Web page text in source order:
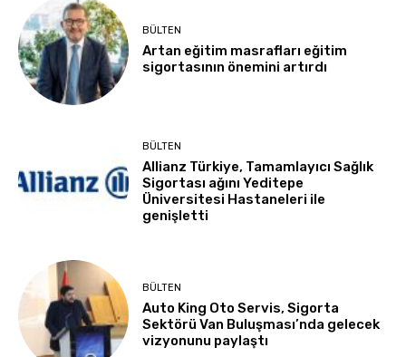
BÜLTEN
Artan eğitim masrafları eğitim
sigortasının önemini artırdı
BÜLTEN
Allianz Türkiye, Tamamlayıcı Sağlık
Sigortası ağını Yeditepe
Üniversitesi Hastaneleri ile
genişletti
BÜLTEN
Auto King Oto Servis, Sigorta
Sektörü Van Buluşması’nda gelecek
vizyonunu paylaştı